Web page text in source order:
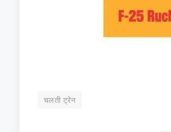
चलती ट्रेन